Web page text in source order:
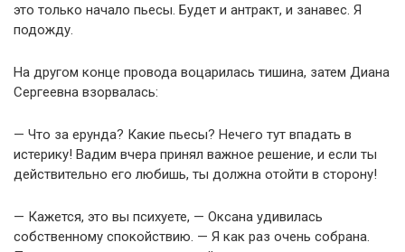
это только начало пьесы. Будет и антракт, и занавес. Я
подожду.
На другом конце провода воцарилась тишина, затем Диана
Сергеевна взорвалась:
— Что за ерунда? Какие пьесы? Нечего тут впадать в
истерику! Вадим вчера принял важное решение, и если ты
действительно его любишь, ты должна отойти в сторону!
— Кажется, это вы психуете, — Оксана удивилась
собственному спокойствию. — Я как раз очень собрана.